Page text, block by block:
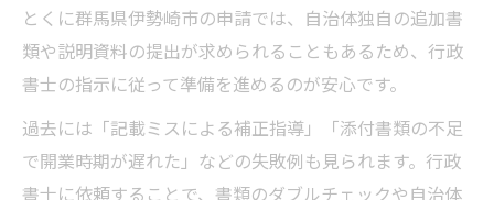
とくに群馬県伊勢崎市の申請では、自治体独自の追加書
類や説明資料の提出が求められることもあるため、行政
書士の指示に従って準備を進めるのが安心です。
過去には「記載ミスによる補正指導」「添付書類の不足
で開業時期が遅れた」などの失敗例も見られます。行政
書士に依頼することで、書類のダブルチェックや自治体